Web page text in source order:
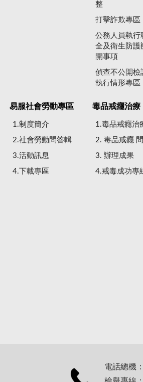
整
打擊詐欺專區
公務人員執行
全及衛生防護
開事項
偵查不公開檢
執行情形專區
易服社會勞動專區
1.制度簡介
2.社會勞動問答輯
3.活動訊息
4.下載專區
毒品戒癮治療
1.毒品戒癮治
2. 毒品戒癮
3. 辦理成果
4.戒毒成功專
電話總機